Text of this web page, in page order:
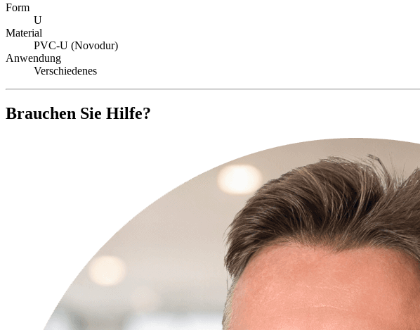
Form
U
Material
PVC-U (Novodur)
Anwendung
Verschiedenes
Brauchen Sie Hilfe?